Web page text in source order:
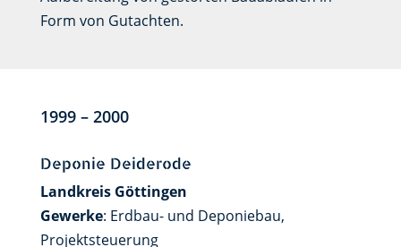
Form von Gutachten.
1999 – 2000
Deponie Deiderode
Landkreis Göttingen
Gewerke: Erdbau- und Deponiebau,
Projektsteuerung